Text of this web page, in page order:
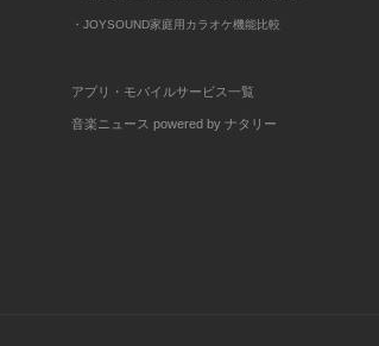
・JOYSOUND家庭用カラオケ機能比較
アプリ・モバイルサービス一覧
音楽ニュース powered by ナタリー